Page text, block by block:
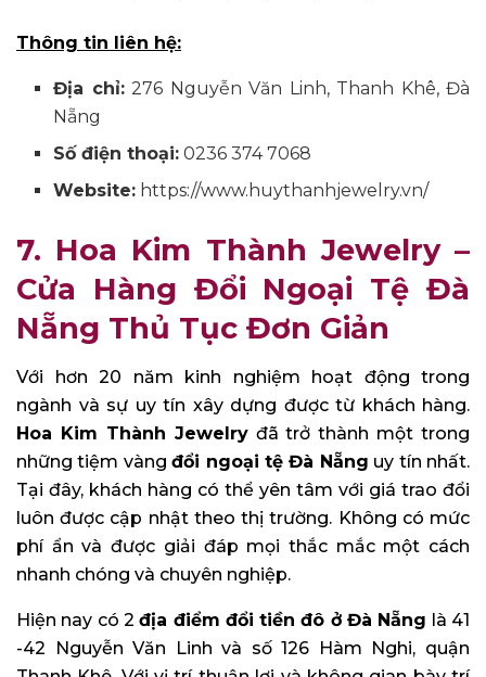
Thông tin liên hệ:
Địa chỉ:276 Nguyễn Văn Linh, Thanh Khê, Đà
Nẵng
Số điện thoại: 0236 374 7068
Website: https://www.huythanhjewelry.vn/
7. Hoa Kim Thành Jewelry –
Cửa Hàng Đổi Ngoại Tệ Đà
Nẵng Thủ Tục Đơn Giản
Với hơn 20 năm kinh nghiệm hoạt động trong
ngành và sự uy tín xây dựng được từ khách hàng.
Hoa Kim Thành Jewelryđã trở thành một trong
những tiệm vàngđổi ngoại tệ Đà Nẵng uy tín nhất.
Tại đây, khách hàng có thể yên tâm với giá trao đổi
luôn được cập nhật theo thị trường. Không có mức
phí ẩn và được giải đáp mọi thắc mắc một cách
nhanh chóng và chuyên nghiệp.
Hiện nay có 2địa điểm đổi tiền đô ở Đà Nẵng là 41
-42 Nguyễn Văn Linh và số 126 Hàm Nghi, quận